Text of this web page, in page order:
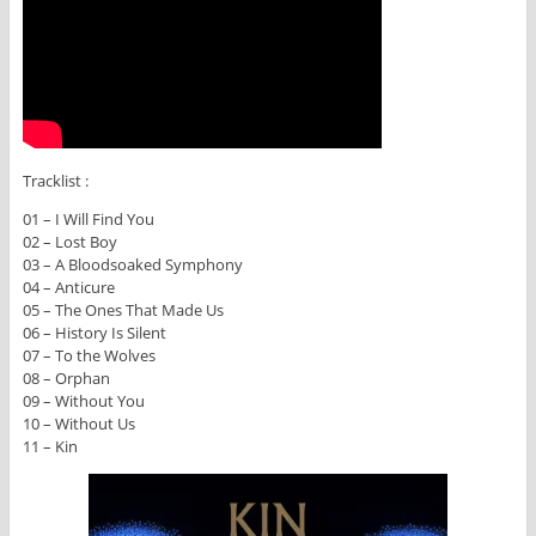
Tracklist :
01 – I Will Find You
02 – Lost Boy
03 – A Bloodsoaked Symphony
04 – Anticure
05 – The Ones That Made Us
06 – History Is Silent
07 – To the Wolves
08 – Orphan
09 – Without You
10 – Without Us
11 – Kin